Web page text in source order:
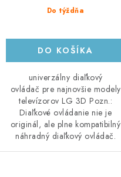
Do týždňa
DO KOŠÍKA
univerzálny diaľkový
ovládač pre najnovšie modely
televízorov LG 3D Pozn.:
Diaľkové ovládanie nie je
originál, ale plne kompatibilný
náhradný diaľkový ovládač.